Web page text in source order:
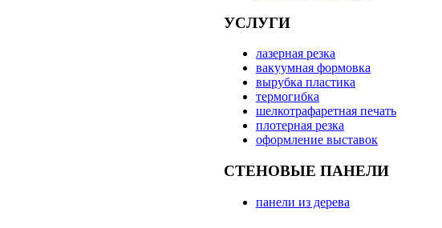
УСЛУГИ
лазерная резка
вакуумная формовка
вырубка пластика
термогибка
шелкотрафаретная печать
плотерная резка
оформление выставок
СТЕНОВЫЕ ПАНЕЛИ
панели из дерева